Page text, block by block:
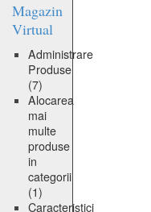
Magazin
Virtual
Administrare
Produse
(7)
Alocarea
mai
multe
produse
in
categorii
(1)
Caracteristici